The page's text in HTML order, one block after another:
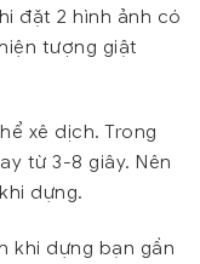
đặt 2 hình ảnh có
tượng giật
xê dịch. Trong
từ 3-8 giây. Nên
dựng.
khi dựng bạn gần